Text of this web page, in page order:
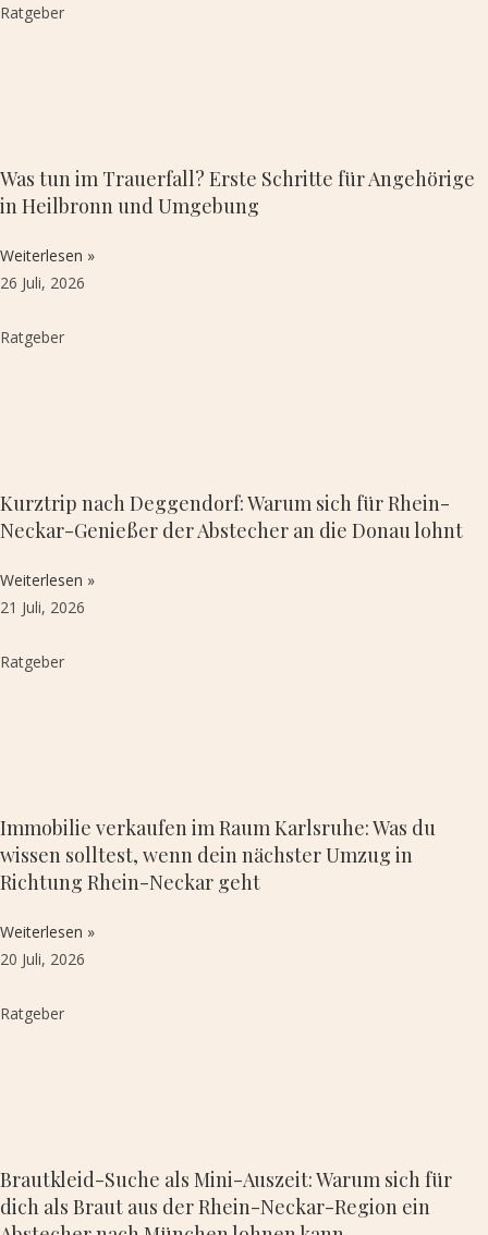
Ratgeber
Was tun im Trauerfall? Erste Schritte für Angehörige
in Heilbronn und Umgebung
Weiterlesen »
26 Juli, 2026
Ratgeber
Kurztrip nach Deggendorf: Warum sich für Rhein-
Neckar-Genießer der Abstecher an die Donau lohnt
Weiterlesen »
21 Juli, 2026
Ratgeber
Immobilie verkaufen im Raum Karlsruhe: Was du
wissen solltest, wenn dein nächster Umzug in
Richtung Rhein-Neckar geht
Weiterlesen »
20 Juli, 2026
Ratgeber
Brautkleid-Suche als Mini-Auszeit: Warum sich für
dich als Braut aus der Rhein-Neckar-Region ein